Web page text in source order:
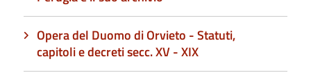
Opera del Duomo di Orvieto - Statuti,
capitoli e decreti secc. XV - XIX